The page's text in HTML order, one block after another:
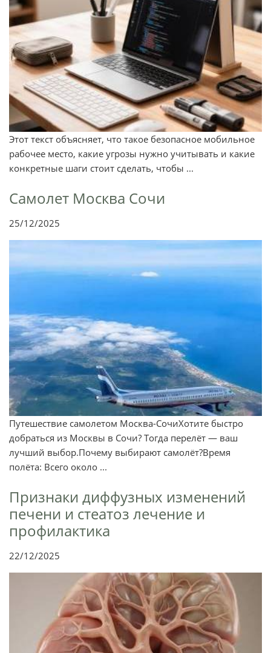
Этот текст объясняет, что такое безопасное мобильное
рабочее место, какие угрозы нужно учитывать и какие
конкретные шаги стоит сделать, чтобы ...
Самолет Москва Сочи
25/12/2025
Путешествие самолетом Москва-СочиХотите быстро
добраться из Москвы в Сочи? Тогда перелёт — ваш
лучший выбор.Почему выбирают самолёт?Время
полёта: Всего около ...
Признаки диффузных изменений
печени и стеатоз лечение и
профилактика
22/12/2025